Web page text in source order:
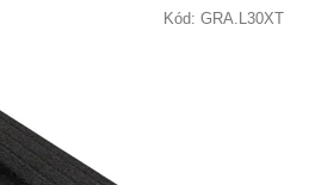
Kód: GRA.L30XT